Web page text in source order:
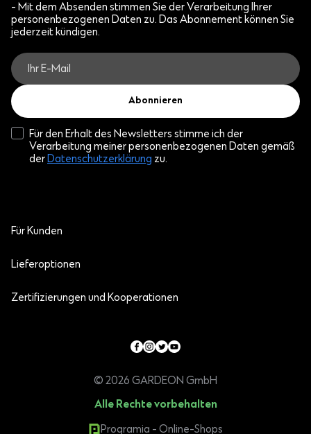
- Mit dem Absenden stimmen Sie der Verarbeitung Ihrer
personenbezogenen Daten zu. Das Abonnement können Sie
jederzeit kündigen.
Abonnieren
Für den Erhalt des Newsletters stimme ich der
Verarbeitung meiner personenbezogenen Daten gemäß
der Datenschutzerklärung zu.
Für Kunden
Zertifizierungen und Kooperationen
Lieferoptionen
© 2026 GARDEON GmbH
Alle Rechte vorbehalten
Programia - Online-Shops